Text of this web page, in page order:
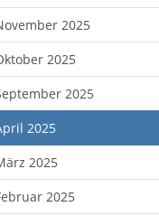
2025
2025
2025
2025
2025
2025